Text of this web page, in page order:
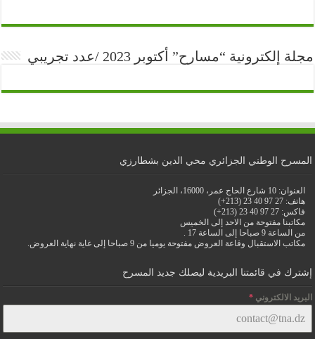
مجلة إلكترونية “مسارح” أكتوبر 2023 /عدد تجريبي
المسرح الوطني الجزائري محي الدين بشطارزي
العنوان: 10 شارع الحاج عمر، 16000، الجزائر
هاتف: 27 97 40 23 (213+)
فاكس: 27 97 40 23 (213+)
مكاتبنا مفتوحة من الاحد إلى الخميس
من الساعة 9 صباحا إلى الساعة 17 .
مكاتب الاستقبال وقاعة العروض مفتوحة يوميا من 9 صباحا إلى غاية نهاية العروض.
إشترك في قائمتنا البريدية ليصلك جديد المسرح
البريد الالكتروني*